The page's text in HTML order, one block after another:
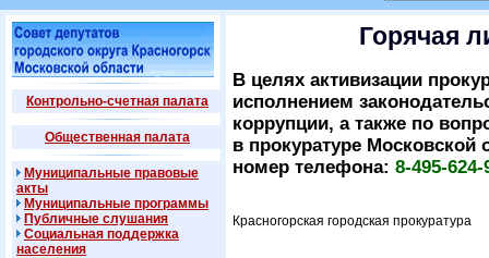
Контрольно-счетная палата
Общественная палата
Муниципальные правовые
акты
Муниципальные программы
Публичные слушания
Социальная поддержка
населения
Горячая
В целях активизации
исполнением
коррупции, а также по
в прокуратуре Московской
номер телефона: 8-495-624-
Красногорская городская прокуратура